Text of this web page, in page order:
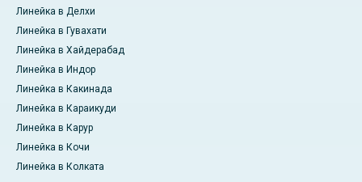
Линейка в Делхи
Линейка в Гувахати
Линейка в Хайдерабад
Линейка в Индор
Линейка в Какинада
Линейка в Караикуди
Линейка в Карур
Линейка в Кочи
Линейка в Колката